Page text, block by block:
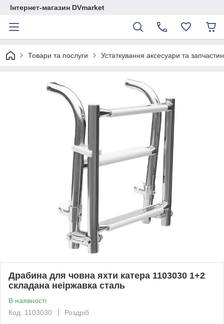
Інтернет-магазин DVmarket
Товари та послуги Устаткування аксесуари та
Драбина для човна яхти катера 1103030 1+2
складана неіржавка сталь
В наявності
Код: 1103030
Роздріб